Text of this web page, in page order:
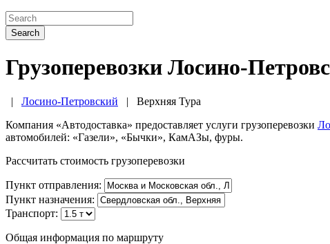
Search
Грузоперевозки Лосино-
| Лосино-Петровский | Верхняя Тура
Компания «Автодоставка» предоставляет услуги грузоперевозки
автомобилей: «Газели», «Бычки», КамАЗы, фуры.
Рассчитать стоимость грузоперевозки
Пункт отправления:
Пункт назначения:
Транспорт:
Общая информация по маршруту